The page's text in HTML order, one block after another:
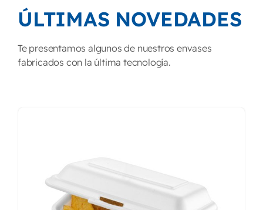
ÚLTIMAS NOVEDADES
Te presentamos algunos de nuestros envases
fabricados con la última tecnología.